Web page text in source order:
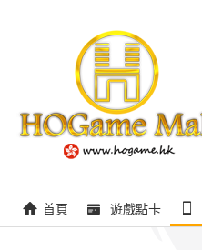
首頁 遊戲點卡